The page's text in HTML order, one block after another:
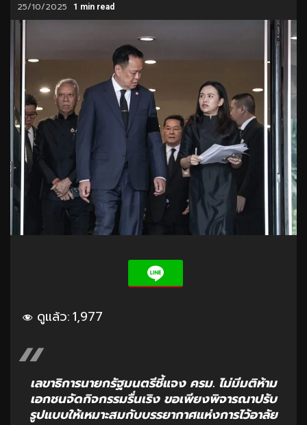
25/10/2025 1 min read
ดูแล้ว:1,977
เลขาธิการนายกรัฐมนตรีชี้แจง ครม. ไม่มีมติห้าม
เอกชนจัดกิจกรรมรื่นเริง ขอเพียงพิจารณาปรับ
รูปแบบให้เหมาะสมกับบรรยากาศแห่งการไว้อาลัย